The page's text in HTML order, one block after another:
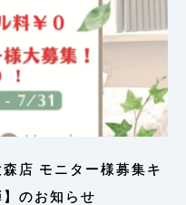
店 モニター様募集キ
のお知らせ